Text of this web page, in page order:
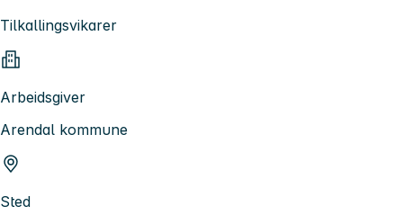
Tilkallingsvikarer
Arbeidsgiver
Arendal kommune
Sted